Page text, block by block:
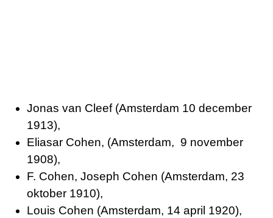
Jonas van Cleef (Amsterdam 10 december
1913),
Eliasar Cohen, (Amsterdam, 9 november
1908),
F. Cohen, Joseph Cohen (Amsterdam, 23
oktober 1910),
Louis Cohen (Amsterdam, 14 april 1920),